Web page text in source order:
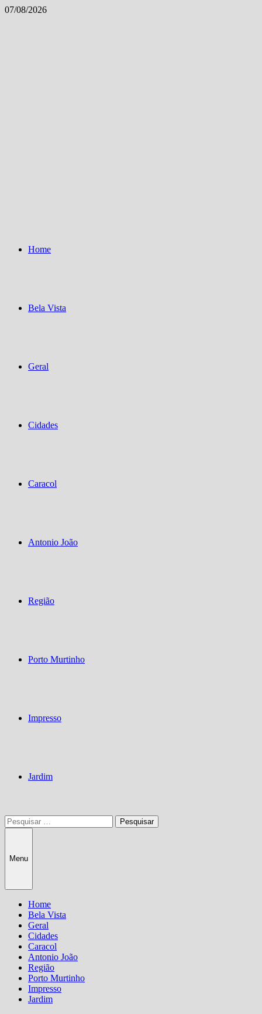
Skip
07/08/2026
Home
Bela Vista
Geral
Cidades
Caracol
Antonio João
Região
Porto Murtinho
Impresso
Jardim
Pesquisar
por:
Menu
Home
Bela Vista
Geral
Cidades
Caracol
Antonio João
Região
Porto Murtinho
Impresso
Jardim